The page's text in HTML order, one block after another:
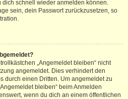
dich schnell wieder anmelden können.
sein, dein Passwort zurückzusetzen, so
„Angemeldet bleiben“ nicht
angemeldet. Dies verhindert den
durch einen Dritten. Um angemeldet zu
bleiben“ beim Anmelden
wenn du dich an einem öffentlichen